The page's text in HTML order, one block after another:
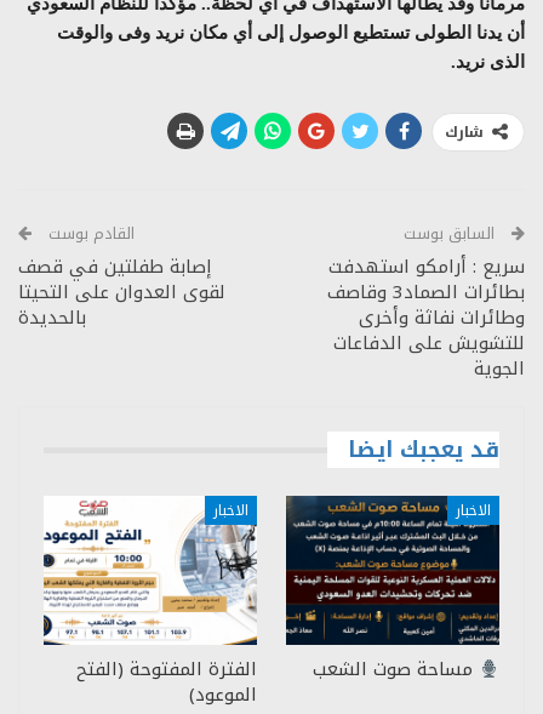
مرمانا وقد يطالها الاستهداف في أي لحظة.. مؤكدا للنظام السعودي
أن يدنا الطولى تستطيع الوصول إلى أي مكان نريد وفى والوقت
الذى نريد.
شارك
السابق بوست
سريع : أرامكو استهدفت
بطائرات الصماد3 وقاصف
وطائرات نفاثة وأخرى
للتشويش على الدفاعات
الجوية
القادم بوست
إصابة طفلتين في قصف
لقوى العدوان على التحيتا
بالحديدة
قد يعجبك ايضا
الاخبار
مساحة صوت الشعب
الاخبار
الفترة المفتوحة (الفتح
الموعود)